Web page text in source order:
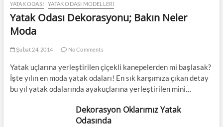
YATAK ODASI YATAK ODASI MODELLERI
Yatak Odası Dekorasyonu; Bakın Neler
Moda
Şubat 24, 2014 No Comments
Yatak uçlarına yerleştirilen çiçekli kanepelerden mi başlasak?
İşte yılın en moda yatak odaları! En sık karşımıza çıkan detay
bu yıl yatak odalarında ayakuçlarına yerleştirilen mini…
Dekorasyon Oklarımız Yatak
Odasında